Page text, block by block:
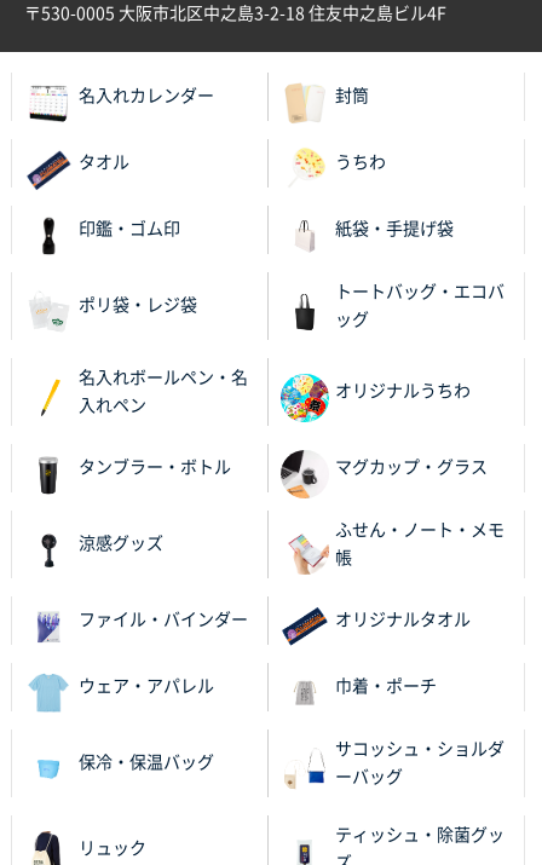
兵庫県S社様
以前発注しているので、データが残っている点が良か
2025年11月25日 16:41
前回同様、安心できるから
uni ジェットストリーム 05
2025年11月21日 16:39
何度か注文していて、満足していたから
神奈川県のお客様
2025年11月18日 13:29
のし文言が変更できたのと価格。
千葉県M社様
ワンポイント箔押し紙袋 Sサイズ(A5対応)
2025年11月06日 14:57
営業ご担当者さまより、ご丁寧なサポートをいただ
進められました。
【ポリ袋】特別ご注文ページ
3000枚
〒530-0005 大阪市北区中之島3-2-18 住友中之島ビル4F
名入れカレンダー 封筒
タオル うちわ
印鑑・ゴム印 紙袋・手提げ袋
ポリ袋・レジ袋
トートバッグ・エコバ
ッグ
名入れボールペン・名
入れペン
オリジナルうちわ
タンブラー・ボトル マグカップ・グラス
涼感グッズ
ふせん・ノート・メモ
帳
ファイル・バインダー オリジナルタオル
ウェア・アパレル 巾着・ポーチ
保冷・保温バッグ
サコッシュ・ショルダ
ーバッグ
リュック
ティッシュ・除菌グッ